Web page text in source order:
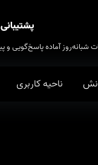
پشتیبانی ۲۴/۷ برای میزبانی مطمئن
شبانه‌روز آماده پاسخ‌گویی
ناحیه کاربری